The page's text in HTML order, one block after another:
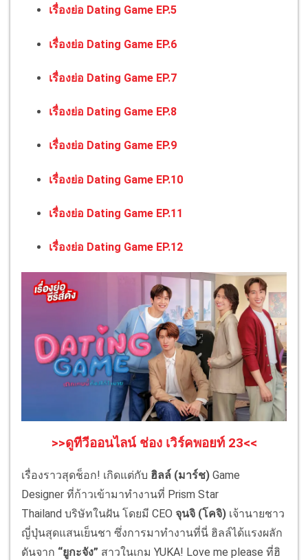
เรื่องย่อ Dating Game EP.5
เรื่องย่อ Dating Game EP.6
เรื่องย่อ Dating Game EP.7
เรื่องย่อ Dating Game EP.8
เรื่องย่อ Dating Game EP.9
เรื่องย่อ Dating Game EP.10
เรื่องย่อ Dating Game EP.11
เรื่องย่อ Dating Game EP.12
>>ดูทีวีออนไลน์ ช่อง เวิร์คพอยท์ 23<<
เรื่องราวสุดช็อก! เกิดแต่กับ ฮิลล์ (มาร์ช) Game
Designer ที่ก้าวเข้ามาทำงานที่ Prism Star
Thailand บริษัทในฝัน โดยมี CEO จุนจิ (โคจิ) เจ้านายชาว
ญี่ปุ่นสุดแสนเย็นชา ซึ่งการมาทำงานที่นี่ ฮิลล์ได้แรงผลัก
ดันจาก “ยูกะจัง” สาวในเกม YUKA! Love me please ที่ฮิ